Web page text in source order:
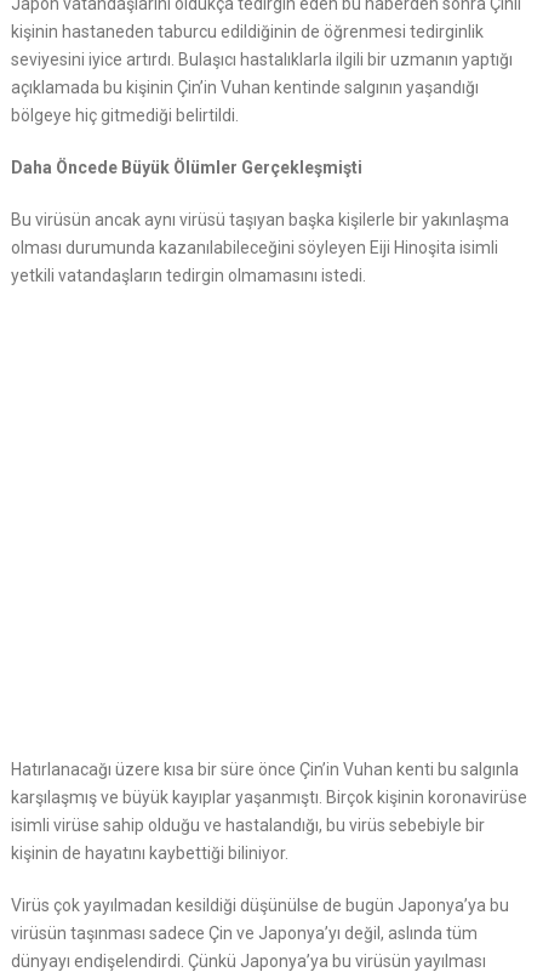
kişinin hastaneden taburcu edildiğinin de öğrenmesi tedirginlik
seviyesini iyice artırdı. Bulaşıcı hastalıklarla ilgili bir uzmanın yaptığı
açıklamada bu kişinin Çin’in Vuhan kentinde salgının yaşandığı
bölgeye hiç gitmediği belirtildi.
Daha Öncede Büyük Ölümler Gerçekleşmişti
Bu virüsün ancak aynı virüsü taşıyan başka kişilerle bir yakınlaşma
olması durumunda kazanılabileceğini söyleyen Eiji Hinoşita isimli
yetkili vatandaşların tedirgin olmamasını istedi.
Hatırlanacağı üzere kısa bir süre önce Çin’in Vuhan kenti bu salgınla
karşılaşmış ve büyük kayıplar yaşanmıştı. Birçok kişinin koronavirüse
isimli virüse sahip olduğu ve hastalandığı, bu virüs sebebiyle bir
kişinin de hayatını kaybettiği biliniyor.
Virüs çok yayılmadan kesildiği düşünülse de bugün Japonya’ya bu
virüsün taşınması sadece Çin ve Japonya’yı değil, aslında tüm
dünyayı endişelendirdi. Çünkü Japonya’ya bu virüsün yayılması